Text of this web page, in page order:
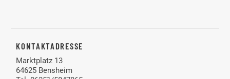
KONTAKTADRESSE
Marktplatz 13
64625 Bensheim